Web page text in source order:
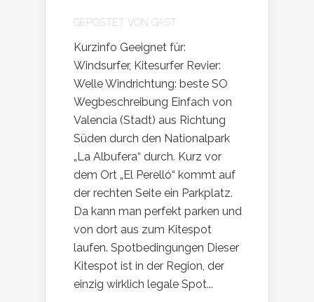
GEPOSTET VON GAST
Kurzinfo Geeignet für:
Windsurfer, Kitesurfer Revier:
Welle Windrichtung: beste SO
Wegbeschreibung Einfach von
Valencia (Stadt) aus Richtung
Süden durch den Nationalpark
„La Albufera“ durch. Kurz vor
dem Ort „El Perelló“ kommt auf
der rechten Seite ein Parkplatz.
Da kann man perfekt parken und
von dort aus zum Kitespot
laufen. Spotbedingungen Dieser
Kitespot ist in der Region, der
einzig wirklich legale Spot...